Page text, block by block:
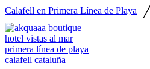
Calafell en Primera Línea de Playa